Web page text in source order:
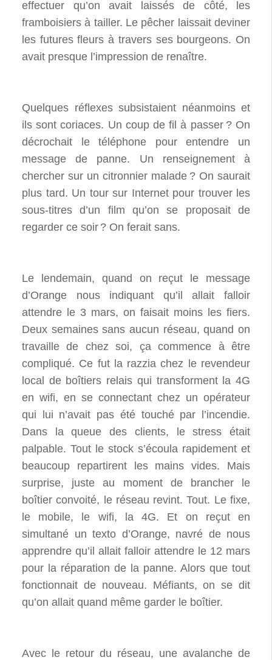
effectuer qu’on avait laissés de côté, les
framboisiers à tailler. Le pêcher laissait deviner
les futures fleurs à travers ses bourgeons. On
avait presque l’impression de renaître.
Quelques réflexes subsistaient néanmoins et
ils sont coriaces. Un coup de fil à passer ? On
décrochait le téléphone pour entendre un
message de panne. Un renseignement à
chercher sur un citronnier malade ? On saurait
plus tard. Un tour sur Internet pour trouver les
sous-titres d’un film qu’on se proposait de
regarder ce soir ? On ferait sans.
Le lendemain, quand on reçut le message
d’Orange nous indiquant qu’il allait falloir
attendre le 3 mars, on faisait moins les fiers.
Deux semaines sans aucun réseau, quand on
travaille de chez soi, ça commence à être
compliqué. Ce fut la razzia chez le revendeur
local de boîtiers relais qui transforment la 4G
en wifi, en se connectant chez un opérateur
qui lui n’avait pas été touché par l’incendie.
Dans la queue des clients, le stress était
palpable. Tout le stock s’écoula rapidement et
beaucoup repartirent les mains vides. Mais
surprise, juste au moment de brancher le
boîtier convoité, le réseau revint. Tout. Le fixe,
le mobile, le wifi, la 4G. Et on reçut en
simultané un texto d’Orange, navré de nous
apprendre qu’il allait falloir attendre le 12 mars
pour la réparation de la panne. Alors que tout
fonctionnait de nouveau. Méfiants, on se dit
qu’on allait quand même garder le boîtier.
Avec le retour du réseau, une avalanche de